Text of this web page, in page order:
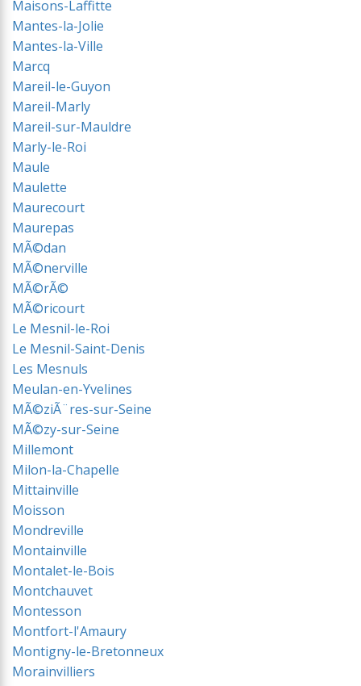
Maisons-Laffitte
Mantes-la-Jolie
Mantes-la-Ville
Marcq
Mareil-le-Guyon
Mareil-Marly
Mareil-sur-Mauldre
Marly-le-Roi
Maule
Maulette
Maurecourt
Maurepas
MÃ©dan
MÃ©nerville
MÃ©rÃ©
MÃ©ricourt
Le Mesnil-le-Roi
Le Mesnil-Saint-Denis
Les Mesnuls
Meulan-en-Yvelines
MÃ©ziÃ¨res-sur-Seine
MÃ©zy-sur-Seine
Millemont
Milon-la-Chapelle
Mittainville
Moisson
Mondreville
Montainville
Montalet-le-Bois
Montchauvet
Montesson
Montfort-l'Amaury
Montigny-le-Bretonneux
Morainvilliers